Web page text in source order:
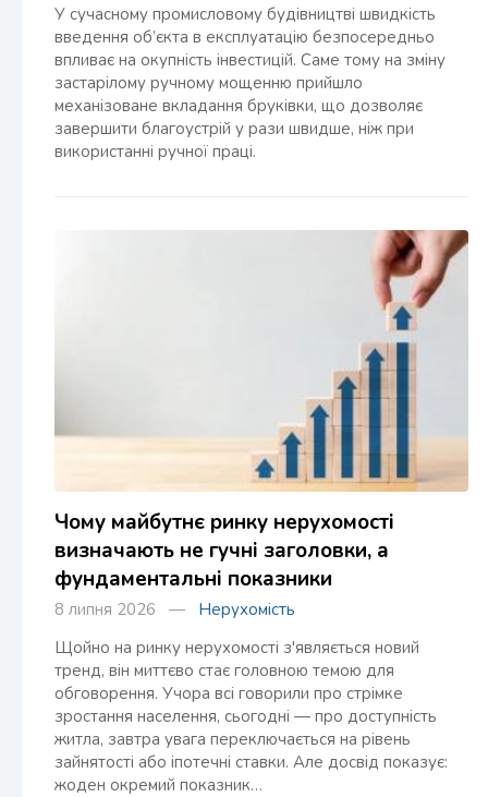
У сучасному промисловому будівництві швидкість
введення об’єкта в експлуатацію безпосередньо
впливає на окупність інвестицій. Саме тому на зміну
застарілому ручному мощенню прийшло
механізоване вкладання бруківки, що дозволяє
завершити благоустрій у рази швидше, ніж при
використанні ручної праці.
Чому майбутнє ринку нерухомості
визначають не гучні заголовки, а
фундаментальні показники
8 липня 2026 — Нерухомість
Щойно на ринку нерухомості з'являється новий
тренд, він миттєво стає головною темою для
обговорення. Учора всі говорили про стрімке
зростання населення, сьогодні — про доступність
житла, завтра увага переключається на рівень
зайнятості або іпотечні ставки. Але досвід показує:
жоден окремий показник…